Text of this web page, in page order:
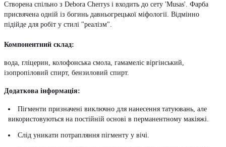
Створена спільно з Debora Cherrys і входить до сету 'Musas'. Фарба
присвячена одній із богинь давньогрецької міфології. Відмінно
підійде для робіт у стилі "реалізм".
Компонентний склад:
вода, гліцерин, колофонська смола, гамамеліс віргінський,
ізопропіловий спирт, бензиловий спирт.
Додаткова інформація:
Пігменти призначені виключно для нанесення татуювань, але
використовуються на постійній основі в перманентному макіяжі.
Слід уникати потрапляння пігменту у вічі.